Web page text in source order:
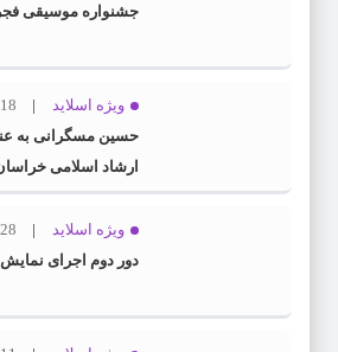
جشنواره موسیقی
ویژه اسلاید
18 دی 1403
حسین مسگرانی به
ارشاد اسلامی
ویژه اسلاید
28 مهر 1403
دور دوم اجرای نمایش